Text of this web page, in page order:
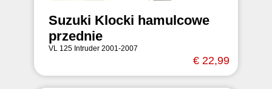
Suzuki Klocki hamulcowe
przednie
VL 125 Intruder 2001-2007
€ 22,99